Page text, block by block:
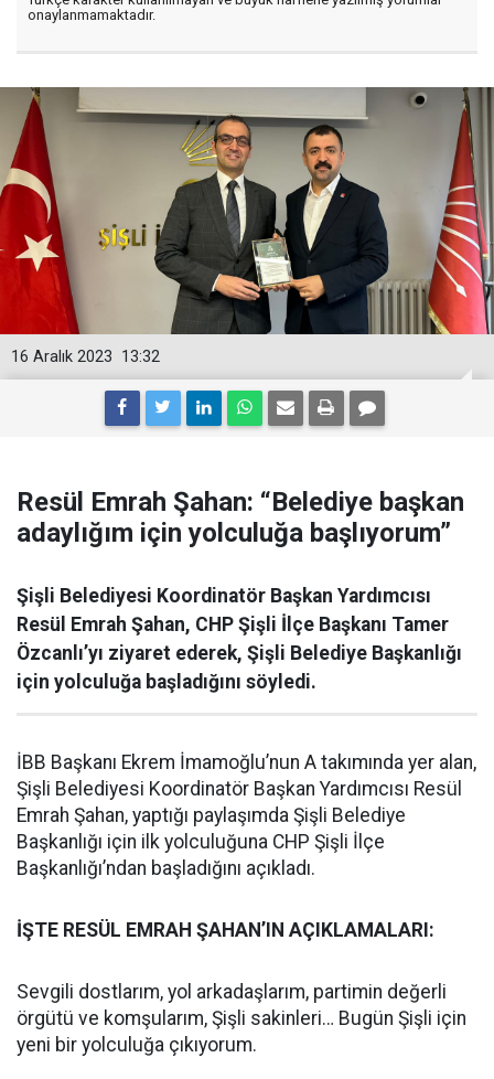
onaylanmamaktadır.
13:32
16 Aralık 2023
Resül Emrah Şahan: “Belediye başkan
adaylığım için yolculuğa başlıyorum”
Şişli Belediyesi Koordinatör Başkan Yardımcısı
Resül Emrah Şahan, CHP Şişli İlçe Başkanı Tamer
Özcanlı’yı ziyaret ederek, Şişli Belediye Başkanlığı
için yolculuğa başladığını söyledi.
İBB Başkanı Ekrem İmamoğlu’nun A takımında yer alan,
Şişli Belediyesi Koordinatör Başkan Yardımcısı Resül
Emrah Şahan, yaptığı paylaşımda Şişli Belediye
Başkanlığı için ilk yolculuğuna CHP Şişli İlçe
Başkanlığı’ndan başladığını açıkladı.
İŞTE RESÜL EMRAH ŞAHAN’IN AÇIKLAMALARI:
Sevgili dostlarım, yol arkadaşlarım, partimin değerli
örgütü ve komşularım, Şişli sakinleri… Bugün Şişli için
yeni bir yolculuğa çıkıyorum.